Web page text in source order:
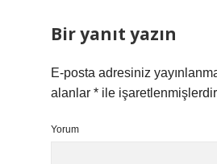
Bir yanıt yazın
E-posta adresiniz
alanlar * ile işaretlenmişlerdir
Yorum